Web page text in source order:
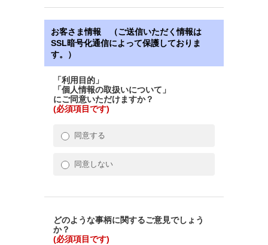
お客さま情報 （ご送信いただく情報は
SSL暗号化通信によって保護しておりま
す。）
「利用目的」
「個人情報の取扱いについて」
にご同意いただけますか？
(必須項目です)
同意する
同意しない
どのような事柄に関するご意見でしょう
か？
(必須項目です)